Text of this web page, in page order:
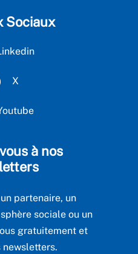
Sociaux
X
à nos
partenaire, un
sociale ou un
gratuitement et
newsletters.